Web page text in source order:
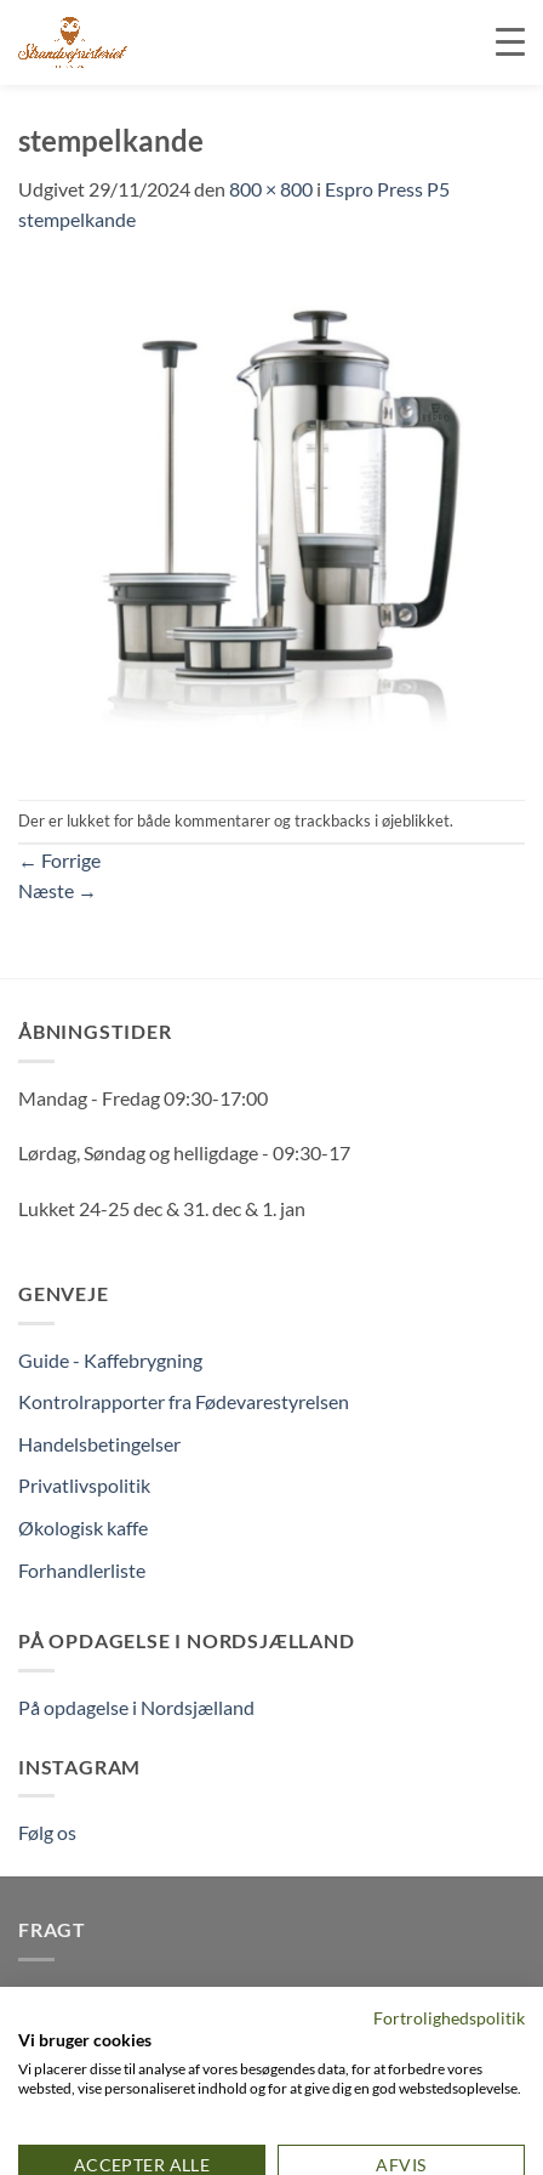
indhold
stempelkande
Udgivet 29/11/2024den 800 × 800 i Espro Press P5
stempelkande
Der er lukket for både kommentarer og trackbacks i øjeblikket.
← Forrige
Næste →
ÅBNINGSTIDER
Mandag - Fredag 09:30-17:00
Lørdag, Søndag og helligdage - 09:30-17
Lukket 24-25 dec & 31. dec & 1. jan
GENVEJE
Guide - Kaffebrygning
Kontrolrapporter fra Fødevarestyrelsen
Handelsbetingelser
Privatlivspolitik
Økologisk kaffe
Forhandlerliste
PÅ OPDAGELSE I NORDSJÆLLAND
På opdagelse i Nordsjælland
INSTAGRAM
Følg os
FRAGT
på alle pakker - Husk der er fri
levering på alle ordre over DKK395
Visa PayPal Stripe MasterCard
Cash
Fortrolighedspolitik
Vi bruger cookies
Vi placerer disse til analyse af vores besøgendes data, for at forbedre vores
websted, vise personaliseret indhold og for at give dig en god webstedsoplevelse.
ACCEPTER ALLE AFVIS